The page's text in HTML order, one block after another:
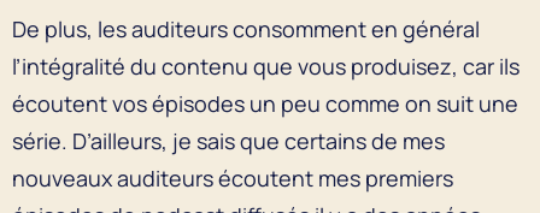
De plus, les auditeurs consomment en général
l’intégralité du contenu que vous produisez, car ils
écoutent vos épisodes un peu comme on suit une
série. D’ailleurs, je sais que certains de mes
nouveaux auditeurs écoutent mes premiers